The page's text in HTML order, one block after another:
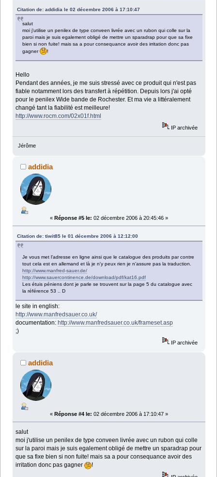
Citation de: addidia le 02 décembre 2006 à 17:10:47
salut
moi j'utilise un penilex de type conveen livrée avec un rubon qui colle sur la
paroi mais je suis egalement obligé de mettre un sparadrap pour que sa fixe
bien si non fuite! mais sa a pour consequance avoir des irritation donc pas
gagner
!
Hello
Pendant des années, je me suis stressé avec ce produit qui n'est pas
fiable notamment lors des transfert à répétition. Depuis lors j'ai opté
pour le penilex Wide bande de Rochester. Et ma vie a littéralement
changé tant la fiabilité est meilleure!
http://www.rocm.com/02x01f.html
IP archivée
Jérôme
addidia
« Réponse #5 le: 02 décembre 2006 à 20:45:46 »
Citation de: tiwit85 le 01 décembre 2006 à 12:12:00
Je vous met l'adresse en ligne ainsi que le catalogue des produits par contre
tout cela est en allemand et là je n'y peux rien je n'assure pas la traduction.
http://www.manfred-sauer.de/
http://www.sauercontinence.de/download/pdf/kat16.pdf
Les étuis péniens dont je parle se trouvent sur la page 5 du catalogue avec
la référence 53 .. D
le site in english:
http://www.manfredsauer.co.uk/
documentation: http://www.manfredsauer.co.uk/frameset.asp
;)
IP archivée
addidia
« Réponse #4 le: 02 décembre 2006 à 17:10:47 »
salut
moi j'utilise un penilex de type conveen livrée avec un rubon qui colle
sur la paroi mais je suis egalement obligé de mettre un sparadrap pour
que sa fixe bien si non fuite! mais sa a pour consequance avoir des
irritation donc pas gagner
!